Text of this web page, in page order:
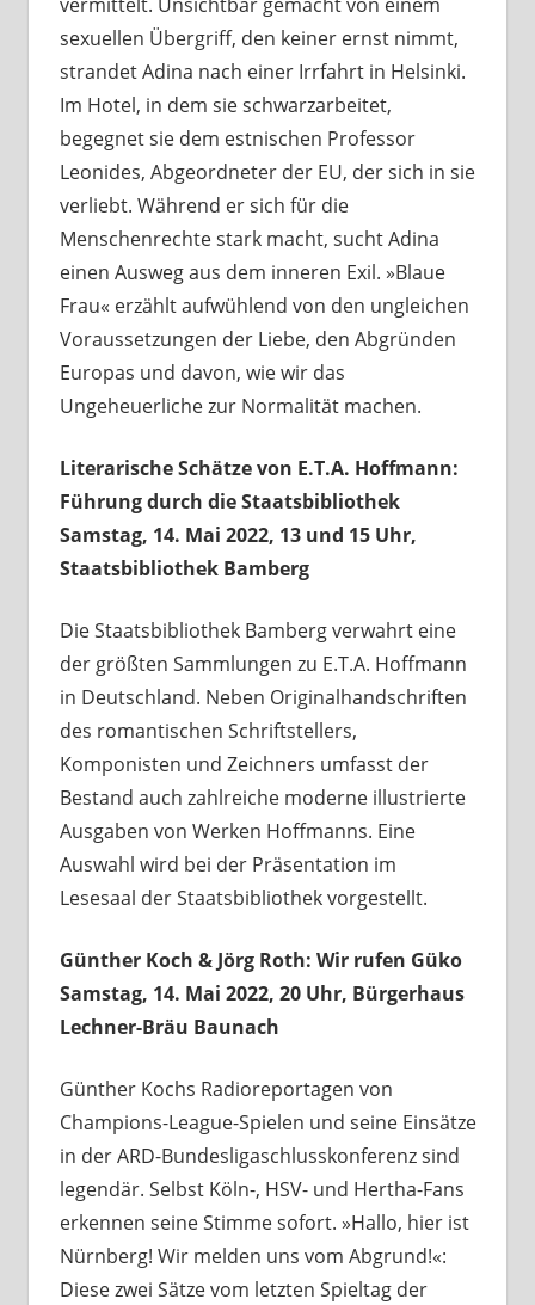
sexuellen Übergriff, den keiner ernst nimmt,
strandet Adina nach einer Irrfahrt in Helsinki.
Im Hotel, in dem sie schwarzarbeitet,
begegnet sie dem estnischen Professor
Leonides, Abgeordneter der EU, der sich in sie
verliebt. Während er sich für die
Menschenrechte stark macht, sucht Adina
einen Ausweg aus dem inneren Exil. »Blaue
Frau« erzählt aufwühlend von den ungleichen
Voraussetzungen der Liebe, den Abgründen
Europas und davon, wie wir das
Ungeheuerliche zur Normalität machen.
Literarische Schätze von E.T.A. Hoffmann:
Führung durch die Staatsbibliothek
Samstag, 14. Mai 2022, 13 und 15 Uhr,
Staatsbibliothek Bamberg
Die Staatsbibliothek Bamberg verwahrt eine
der größten Sammlungen zu E.T.A. Hoffmann
in Deutschland. Neben Originalhandschriften
des romantischen Schriftstellers,
Komponisten und Zeichners umfasst der
Bestand auch zahlreiche moderne illustrierte
Ausgaben von Werken Hoffmanns. Eine
Auswahl wird bei der Präsentation im
Lesesaal der Staatsbibliothek vorgestellt.
Günther Koch & Jörg Roth: Wir rufen Güko
Samstag, 14. Mai 2022, 20 Uhr, Bürgerhaus
Lechner-Bräu Baunach
Günther Kochs Radioreportagen von
Champions-League-Spielen und seine Einsätze
in der ARD-Bundesligaschlusskonferenz sind
legendär. Selbst Köln-, HSV- und Hertha-Fans
erkennen seine Stimme sofort. »Hallo, hier ist
Nürnberg! Wir melden uns vom Abgrund!«:
Diese zwei Sätze vom letzten Spieltag der